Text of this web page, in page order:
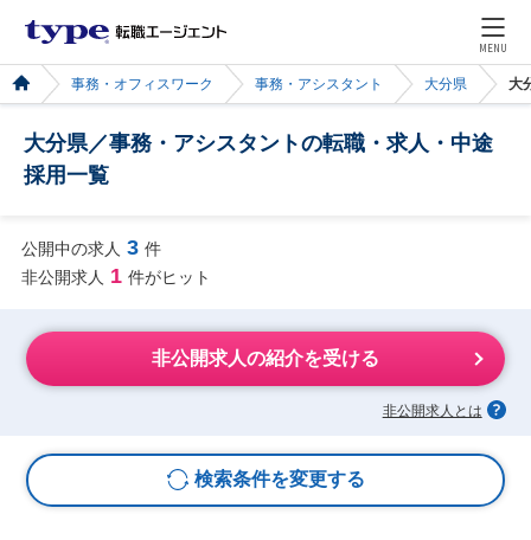
MENU
事務・オフィスワーク 事務・アシスタント 大分県 大
大分県／事務・アシスタントの転職・求人・中途
採用一覧
公開中の求人 3 件
非公開求人 1 件がヒット
非公開求人の紹介を受ける
非公開求人とは
検索条件を変更する